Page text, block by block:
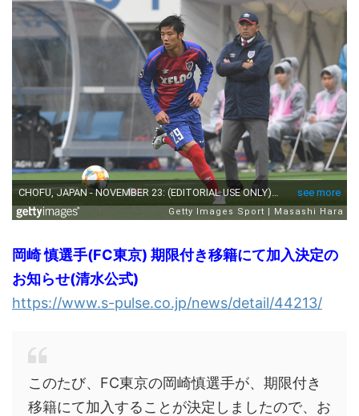
岡崎 慎選手(FC東京) 期限付き移籍にて加入決定の
お知らせ(清水公式)
https://www.s-pulse.co.jp/news/detail/44213/
このたび、FC東京の岡崎慎選手が、期限付き
移籍にて加入することが決定しましたので、お